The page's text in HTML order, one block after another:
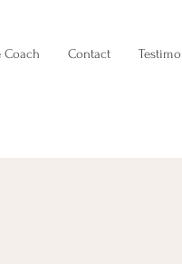
Coach Contact